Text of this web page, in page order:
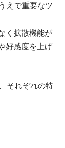
えで重要なツ
く拡散機能が
好感度を上げ
それぞれの特